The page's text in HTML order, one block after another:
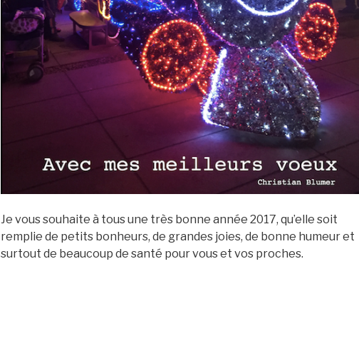
Je vous souhaite à tous une très bonne année 2017, qu’elle soit
remplie de petits bonheurs, de grandes joies, de bonne humeur et
surtout de beaucoup de santé pour vous et vos proches.